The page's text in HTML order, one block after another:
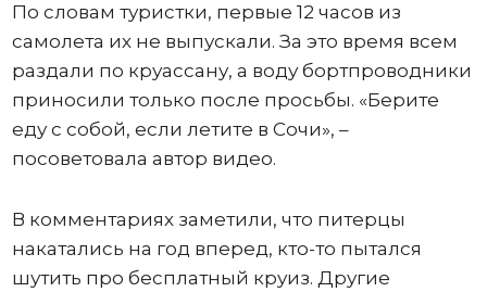
По словам туристки, первые 12 часов из
самолета их не выпускали. За это время всем
раздали по круассану, а воду бортпроводники
приносили только после просьбы. «Берите
еду с собой, если летите в Сочи», –
посоветовала автор видео.
В комментариях заметили, что питерцы
накатались на год вперед, кто-то пытался
шутить про бесплатный круиз. Другие